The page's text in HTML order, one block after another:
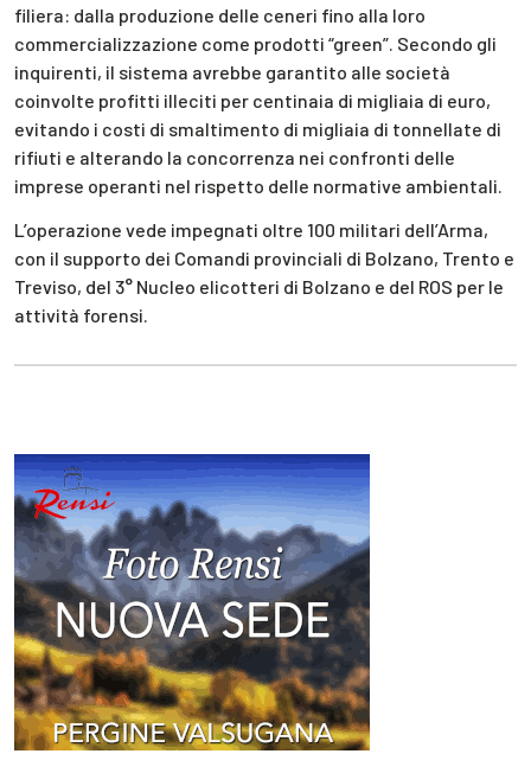
filiera: dalla produzione delle ceneri fino alla loro
commercializzazione come prodotti “green”. Secondo gli
inquirenti, il sistema avrebbe garantito alle società
coinvolte profitti illeciti per centinaia di migliaia di euro,
evitando i costi di smaltimento di migliaia di tonnellate di
rifiuti e alterando la concorrenza nei confronti delle
imprese operanti nel rispetto delle normative ambientali.
L’operazione vede impegnati oltre 100 militari dell’Arma,
con il supporto dei Comandi provinciali di Bolzano, Trento e
Treviso, del 3° Nucleo elicotteri di Bolzano e del ROS per le
attività forensi.